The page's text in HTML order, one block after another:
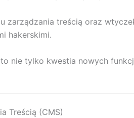
zarządzania treścią oraz
hakerskimi.
nie tylko kwestia nowych
Treścią (CMS)